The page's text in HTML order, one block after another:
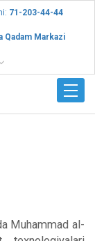
71-203-44-44
Qadam Markazi
Muhammad al-